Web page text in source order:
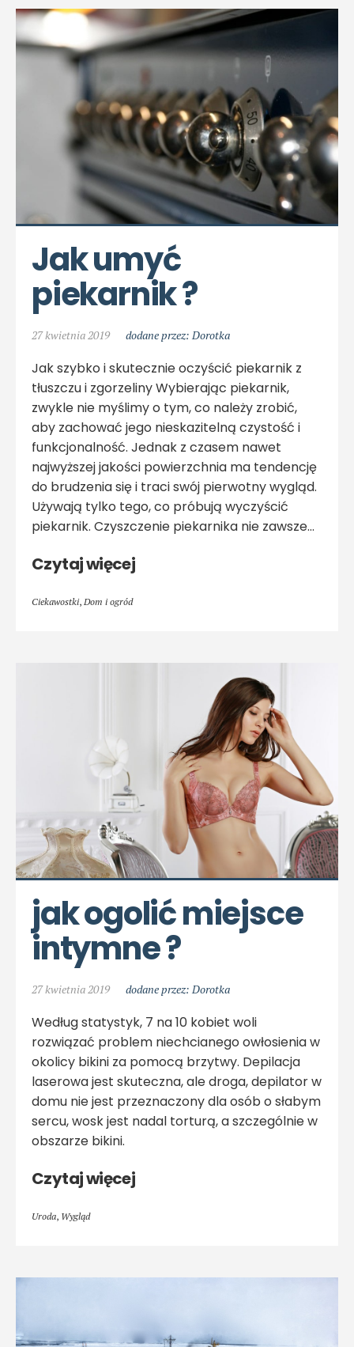
Jak umyć
piekarnik ?
27 kwietnia 2019 dodane przez: Dorotka
Jak szybko i skutecznie oczyścić piekarnik z
tłuszczu i zgorzeliny Wybierając piekarnik,
zwykle nie myślimy o tym, co należy zrobić,
aby zachować jego nieskazitelną czystość i
funkcjonalność. Jednak z czasem nawet
najwyższej jakości powierzchnia ma tendencję
do brudzenia się i traci swój pierwotny wygląd.
Używają tylko tego, co próbują wyczyścić
piekarnik. Czyszczenie piekarnika nie zawsze…
Czytaj więcej
Ciekawostki, Dom i ogród
jak ogolić miejsce
intymne ?
27 kwietnia 2019 dodane przez: Dorotka
Według statystyk, 7 na 10 kobiet woli
rozwiązać problem niechcianego owłosienia w
okolicy bikini za pomocą brzytwy. Depilacja
laserowa jest skuteczna, ale droga, depilator w
domu nie jest przeznaczony dla osób o słabym
sercu, wosk jest nadal torturą, a szczególnie w
obszarze bikini.
Czytaj więcej
Uroda, Wygląd